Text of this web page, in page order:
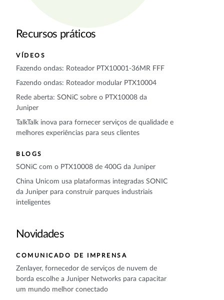
Recursos práticos
VÍDEOS
Fazendo ondas: Roteador PTX10001-36MR FFF
Fazendo ondas: Roteador modular PTX10004
Rede aberta: SONiC sobre o PTX10008 da
Juniper
TalkTalk inova para fornecer serviços de qualidade e
melhores experiências para seus clientes
BLOGS
SONiC com o PTX10008 de 400G da Juniper
China Unicom usa plataformas integradas SONIC
da Juniper para construir parques industriais
inteligentes
Novidades
COMUNICADO DE IMPRENSA
Zenlayer, fornecedor de serviços de nuvem de
borda escolhe a Juniper Networks para capacitar
um mundo melhor conectado